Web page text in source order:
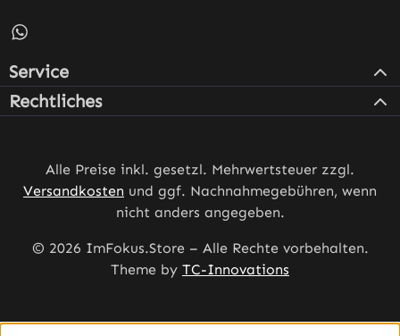
Schreib uns auf WhatsApp – öffnet in neuem Tab
Service
Rechtliches
Alle Preise inkl. gesetzl. Mehrwertsteuer zzgl.
Versandkosten und ggf. Nachnahmegebühren, wenn
nicht anders angegeben.
© 2026 ImFokus.Store – Alle Rechte vorbehalten.
Theme by TC-Innovations